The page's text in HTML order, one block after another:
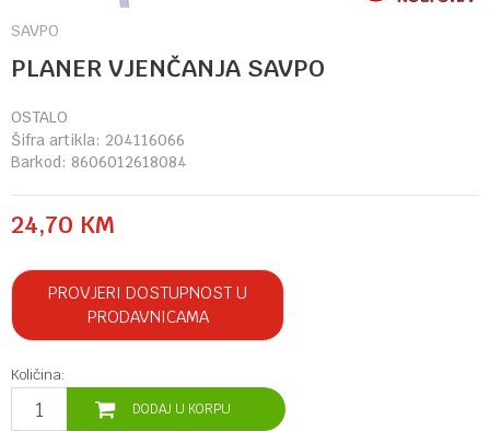
SAVPO
PLANER VJENČANJA SAVPO
OSTALO
Šifra artikla: 204116066
Barkod: 8606012618084
24,70 KM
PROVJERI DOSTUPNOST U
PRODAVNICAMA
Količina:
DODAJ U KORPU